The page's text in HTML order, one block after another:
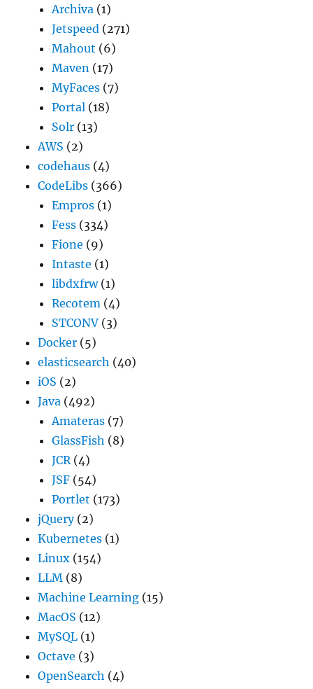
Archiva (1)
Jetspeed (271)
Mahout (6)
Maven (17)
MyFaces (7)
Portal (18)
Solr (13)
AWS (2)
codehaus (4)
CodeLibs (366)
Empros (1)
Fess (334)
Fione (9)
Intaste (1)
libdxfrw(1)
Recotem (4)
STCONV (3)
Docker (5)
elasticsearch (40)
iOS (2)
Java (492)
Amateras (7)
GlassFish (8)
JCR(4)
JSF (54)
Portlet (173)
jQuery(2)
Kubernetes (1)
Linux (154)
LLM (8)
Machine Learning (15)
MacOS (12)
MySQL (1)
Octave (3)
OpenSearch (4)